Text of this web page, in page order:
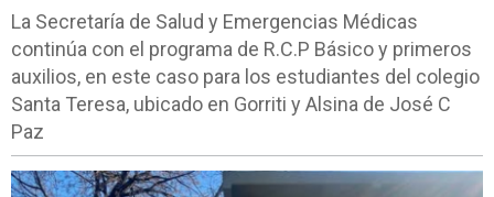
La Secretaría de Salud y Emergencias Médicas
continúa con el programa de R.C.P Básico y primeros
auxilios, en este caso para los estudiantes del colegio
Santa Teresa, ubicado en Gorriti y Alsina de José C
Paz